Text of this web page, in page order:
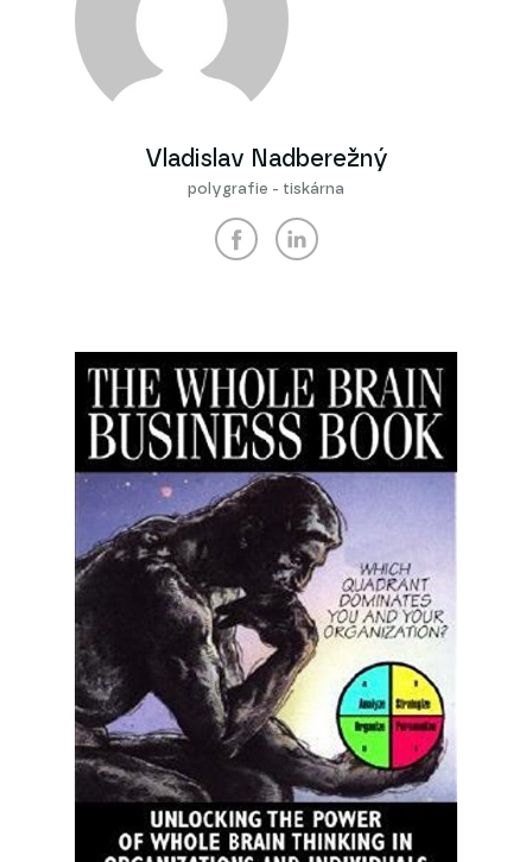
Vladislav Nadberežný
polygrafie - tiskárna